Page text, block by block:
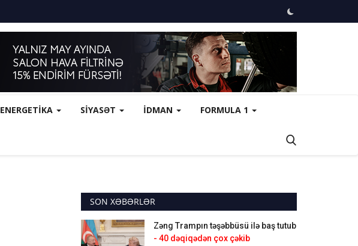
ENERGETİKA SİYASƏT İDMAN FORMULA 1
SON XƏBƏRLƏR
Zəng Trampın təşəbbüsü ilə baş tutub
- 40 dəqiqədən çox çəkib